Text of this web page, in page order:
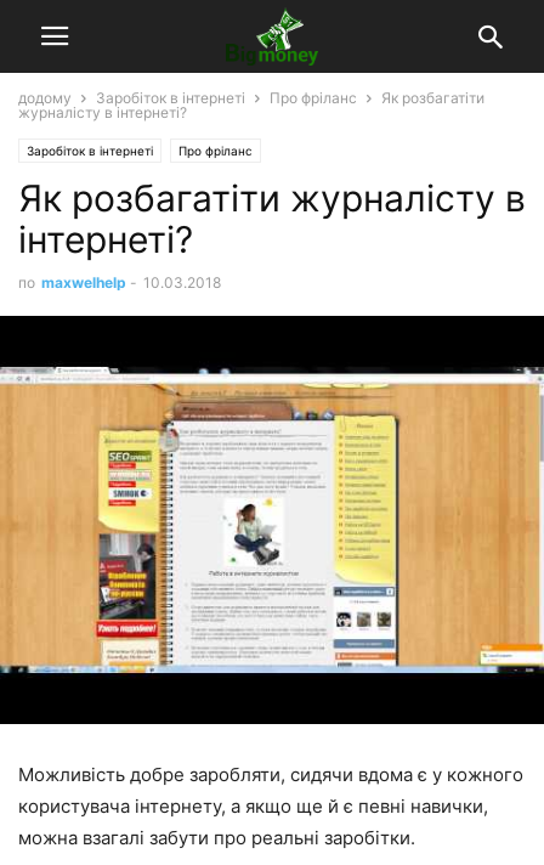
додому Заробіток в інтернеті Про фріланс
Як розбагатіти
журналісту в інтернеті?
Заробіток в інтернеті Про фріланс
Як розбагатіти журналісту в
інтернеті?
по maxwelhelp - 10.03.2018
Можливість добре заробляти, сидячи вдома є у кожного
користувача інтернету, а якщо ще й є певні навички,
можна взагалі забути про реальні заробітки.